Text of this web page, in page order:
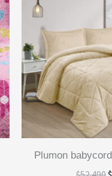
plumon